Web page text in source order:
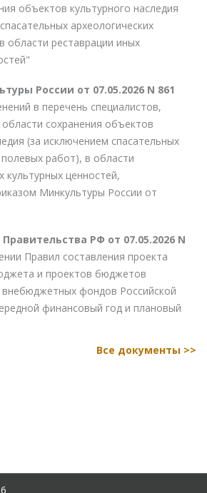
объектов культурного наследия
археологических
области реставрации иных
России от 07.05.2026 N 861
в перечень специалистов,
сохранения объектов
(за исключением спасательных
полевых работ), в области
культурных ценностей,
Минкультуры России от
РФ от 07.05.2026 N
Правил составления проекта
и проектов бюджетов
внебюджетных фондов Российской
финансовый год и плановый
Все документы >>